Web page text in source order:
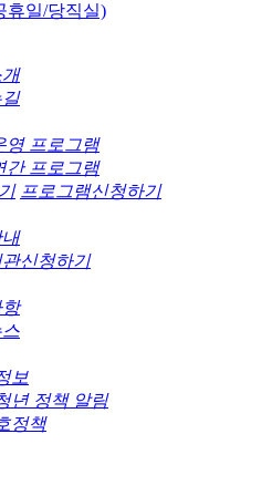
휴일/당직실)
길
영 프로그램
간 프로그램
프로그램신청하기
관신청하기
보
년 정책 알림
정책